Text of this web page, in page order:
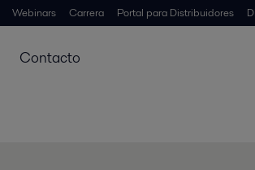
Webinars Carrera Portal para Distribuidores
Contacto